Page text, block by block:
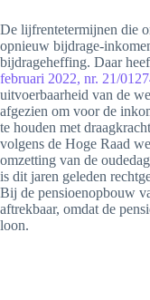
De lijfrentetermijnen die
opnieuw bijdrage-
bijdrageheffing. Daar
februari 2022, nr. 21/
uitvoerbaarheid van de
afgezien om voor de
te houden met
volgens de Hoge Raad
omzetting van de
is dit jaren geleden
Bij de pensioenopbouw
aftrekbaar, omdat de
loon.